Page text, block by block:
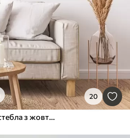
20
Абстрактні бамбукові стебла з жовтими акцентами, ніжні білі квіти та блідо-зелене листя, сірий фон